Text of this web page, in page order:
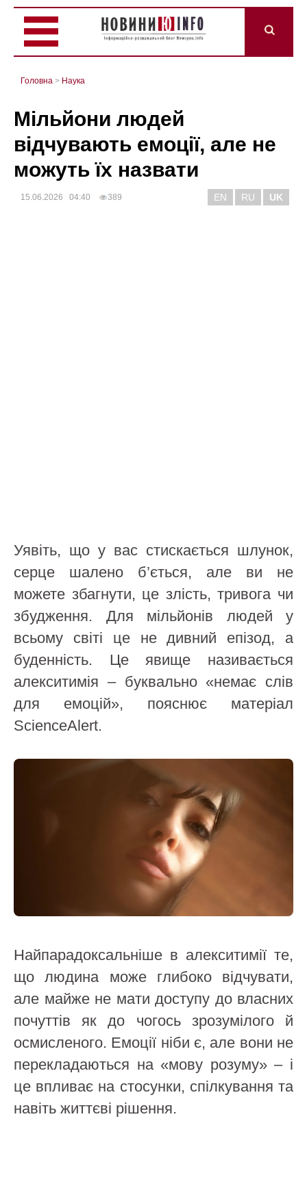
Головна > Наука
Мільйони людей
відчувають емоції, але не
можуть їх назвати
15.06.2026 04:40 389 EN RU UK
Уявіть, що у вас стискається шлунок,
серце шалено б’ється, але ви не
можете збагнути, це злість, тривога чи
збудження. Для мільйонів людей у
всьому світі це не дивний епізод, а
буденність. Це явище називається
алекситимія – буквально «немає слів
для емоцій», пояснює матеріал
ScienceAlert.
Найпарадоксальніше в алекситимії те,
що людина може глибоко відчувати,
але майже не мати доступу до власних
почуттів як до чогось зрозумілого й
осмисленого. Емоції ніби є, але вони не
перекладаються на «мову розуму» – і
це впливає на стосунки, спілкування та
навіть життєві рішення.